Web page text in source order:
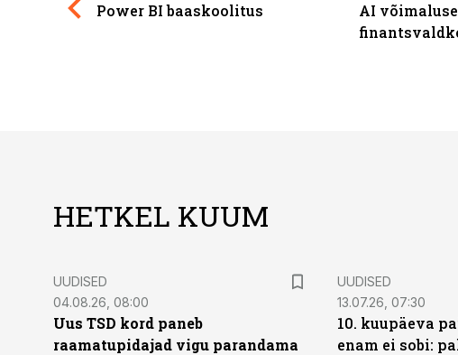
Power BI baaskoolitus
AI
HETKEL KUUM
UUDISED
04.08.26, 08:00
Uus TSD kord paneb
raamatupidajad vigu parandama
UUDISED
13.07.26, 07:30
10. kuupäeva
enam ei sobi: